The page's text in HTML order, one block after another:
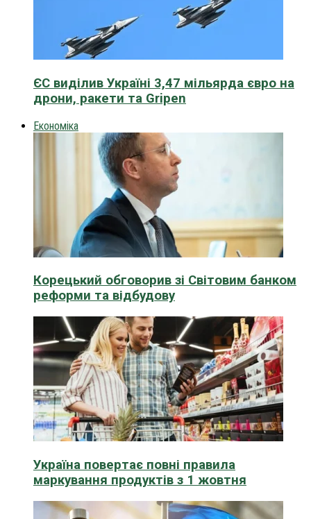
ЄС виділив Україні 3,47 мільярда євро на
дрони, ракети та Gripen
Економіка
Корецький обговорив зі Світовим банком
реформи та відбудову
Україна повертає повні правила
маркування продуктів з 1 жовтня